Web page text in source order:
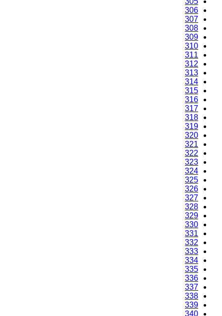
306
307
308
309
310
311
312
313
314
315
316
317
318
319
320
321
322
323
324
325
326
327
328
329
330
331
332
333
334
335
336
337
338
339
340